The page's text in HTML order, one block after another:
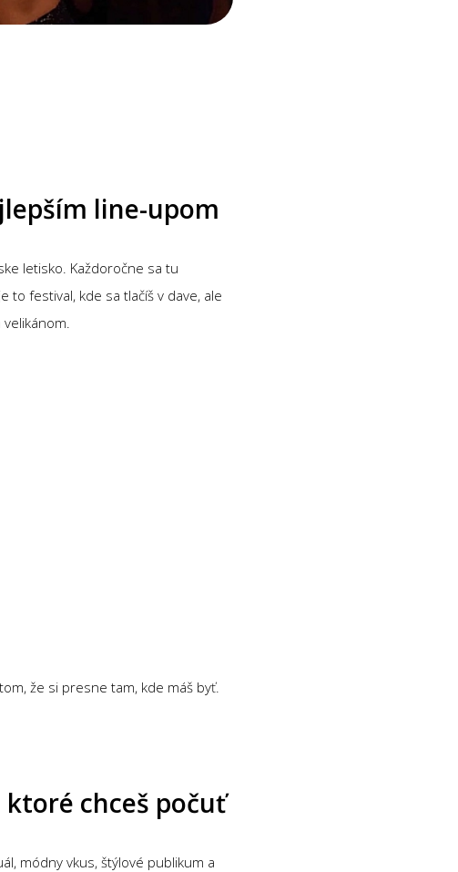
line-upom
letisko. Každoročne sa tu
to festival, kde sa tlačíš v dave, ale
že si presne tam, kde máš byť.
ktoré chceš počuť
módny vkus, štýlové publikum a